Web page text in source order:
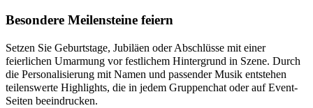
Besondere Meilensteine feiern
Setzen Sie Geburtstage, Jubiläen oder Abschlüsse mit einer
feierlichen Umarmung vor festlichem Hintergrund in Szene. Durch
die Personalisierung mit Namen und passender Musik entstehen
teilenswerte Highlights, die in jedem Gruppenchat oder auf Event-
Seiten beeindrucken.